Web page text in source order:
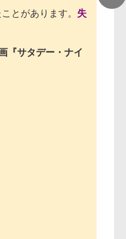
とがあります。 失
『サタデー・ナイ